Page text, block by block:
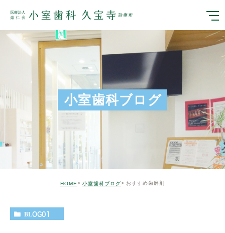
小室歯科ブログ
HOME 小室歯科ブログ おすすめ歯磨剤
BLOG01